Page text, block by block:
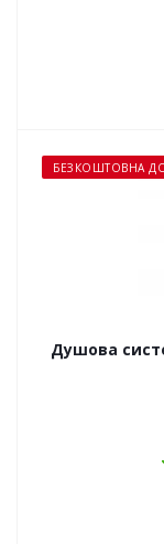
БЕЗКОШТОВНА
Душова